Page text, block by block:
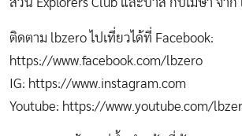
สวน Explorers Club และบาส กับเมษา จาก
ติดตาม lbzero ไปเที่ยวได้ที่ Facebook:
https://www.facebook.com/lbzero
IG: https://www.instagram.com
Youtube: https://www.youtube.com/